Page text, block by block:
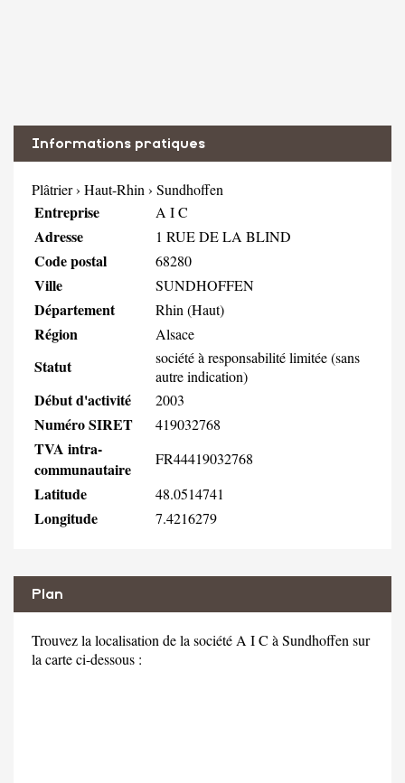
Informations pratiques
Plâtrier› Haut-Rhin › Sundhoffen
Entreprise A I C
Adresse 1 RUE DE LA BLIND
Code postal 68280
Ville SUNDHOFFEN
Département Rhin (Haut)
Région Alsace
Statut
société à responsabilité limitée (sans
autre indication)
Début d'activité 2003
Numéro SIRET 419032768
TVA intra-
communautaire
FR44419032768
Latitude 48.0514741
Longitude 7.4216279
Plan
Trouvez la localisation de la société A I C à Sundhoffen sur
la carte ci-dessous :